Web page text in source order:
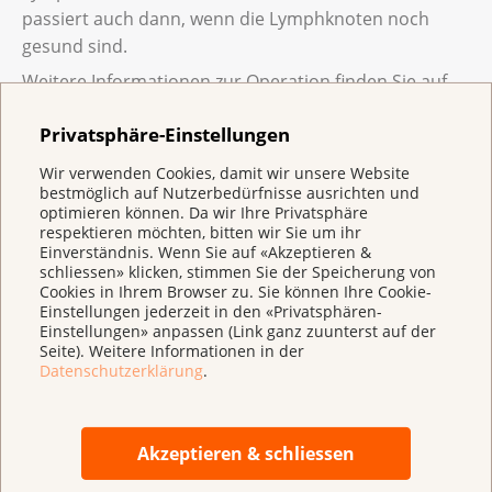
Privatsphäre-Einstellungen
Wir verwenden Cookies, damit wir unsere Website
bestmöglich auf Nutzerbedürfnisse ausrichten und
optimieren können. Da wir Ihre Privatsphäre
respektieren möchten, bitten wir Sie um ihr
Einverständnis. Wenn Sie auf «Akzeptieren &
schliessen» klicken, stimmen Sie der Speicherung von
Cookies in Ihrem Browser zu. Sie können Ihre Cookie-
Einstellungen jederzeit in den «Privatsphären-
Einstellungen» anpassen (Link ganz zuunterst auf der
Seite). Weitere Informationen in der
Datenschutzerklärung.
Akzeptieren & schliessen
passiert auch dann, wenn die Lymphknoten noch
gesund sind.
Weitere Informationen zur Operation finden Sie auf
einer Operation bekommen?
Welche Nebenwirkungen Sie bekommen
können, hängt von der Art des Tumors und
der Operation ab.
Die häufigsten Nebenwirkungen nach einer
Operation im Hals- und Kopfbereich sind:
dauerhaft)
Schwierigkeiten beim Kauen oder
Was, wenn ich nach der Operation nicht
mehr sprechen, essen oder atmen kann?
Wenn Ihnen bei der Operation der Kehlkopf
entfernt wird, können Sie nicht mehr
sprechen. Damit Sie weiterhin sprechen
Prothese (Stimmprothese) ein. Diese lässt
Luft aus der Luftröhre in die Speiseröhre
Muss ich mich nach der Operation einer
chirurgischen Rekonstruktion unterziehen?
Manchmal muss eine Chirurgin oder ein
Körperteile wieder aufbauen. In der
Fachsprache heisst das chirurgische
Krebs
Die Strahlentherapie nutzt energiereiche Strahlen,